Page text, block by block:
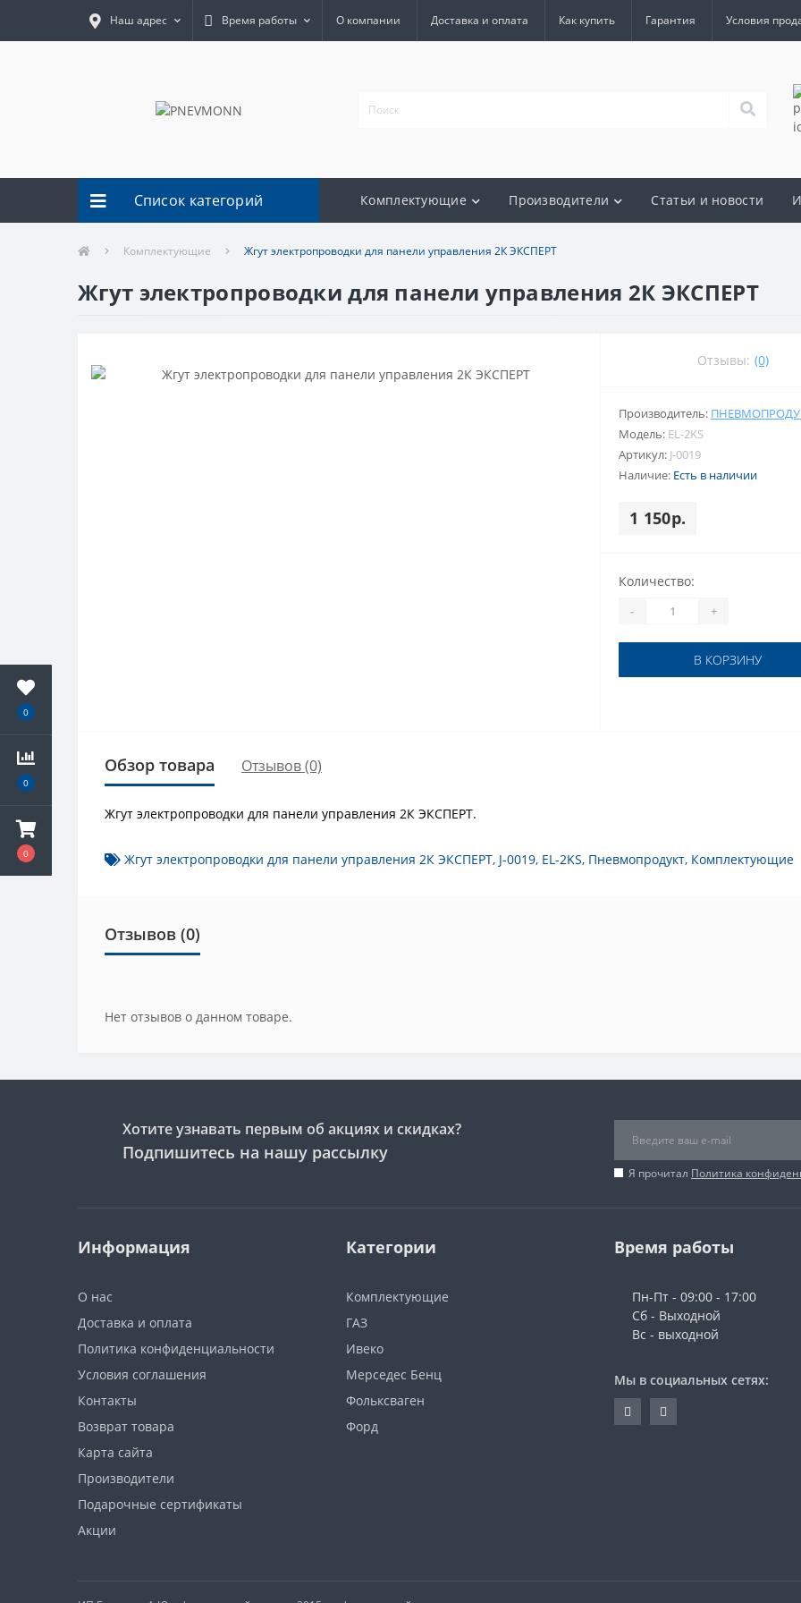
0
0
0
Наш адрес Время работы О компании Доставка и оплата Как купить Гарантия Условия
Список категорий Комплектующие Производители Статьи и новости
Комплектующие Жгут электропроводки для панели управления 2К ЭКСПЕРТ
Жгут электропроводки для панели управления 2К ЭКСПЕРТ
Отзывы: (0)
Производитель:
Модель: EL-2KS
Артикул: J-0019
Наличие: Есть в наличии
1 150р.
Количество:
- +
В КОРЗИНУ
Обзор товара Отзывов (0)
Жгут электропроводки для панели управления 2К ЭКСПЕРТ.
Жгут электропроводки для панели управления 2К ЭКСПЕРТ, J-0019, EL-2KS, Пневмопродукт, Комплектующие
Отзывов (0)
Нет отзывов о данном товаре.
Хотите узнавать первым об акциях и скидках?
Подпишитесь на нашу рассылку
Я прочитал Политика
Информация
О нас
Доставка и оплата
Политика конфиденциальности
Условия соглашения
Контакты
Возврат товара
Карта сайта
Производители
Подарочные сертификаты
Акции
Категории
Комплектующие
ГАЗ
Ивеко
Мерседес Бенц
Фольксваген
Форд
Время работы
Пн-Пт - 09:00 - 17:00
Сб - Выходной
Вс - выходной
Мы в социальных сетях: